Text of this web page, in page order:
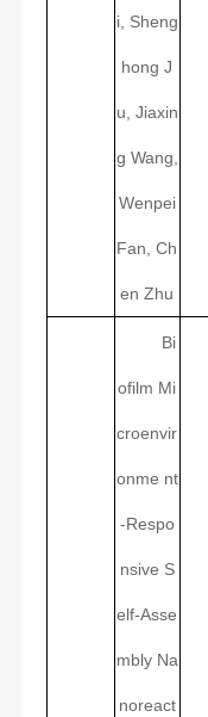
i, Sheng
hong J
u, Jiaxin
g Wang,
Wenpei
Fan, Ch
en Zhu
Bi
ofilm Mi
croenvir
onme nt
-Respo
nsive S
elf-Asse
mbly Na
noreact